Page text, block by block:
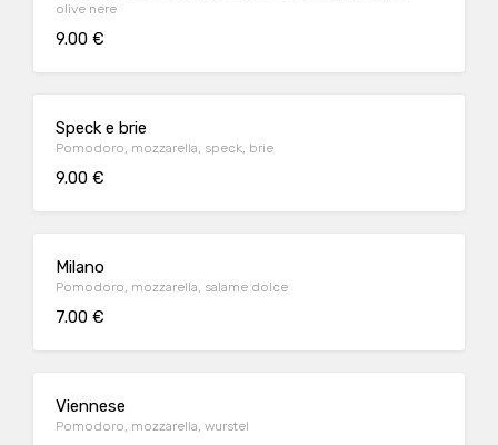
olive nere
9.00 €
Speck e brie
Pomodoro, mozzarella, speck, brie
9.00 €
Milano
Pomodoro, mozzarella, salame dolce
7.00 €
Viennese
Pomodoro, mozzarella, wurstel